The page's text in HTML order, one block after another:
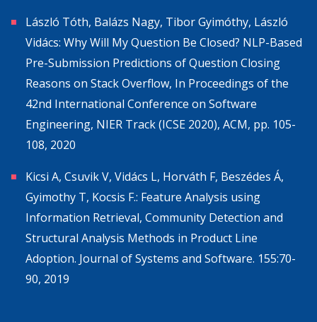
László Tóth, Balázs Nagy, Tibor Gyimóthy, László
Vidács: Why Will My Question Be Closed? NLP-Based
Pre-Submission Predictions of Question Closing
Reasons on Stack Overflow, In Proceedings of the
42nd International Conference on Software
Engineering, NIER Track (ICSE 2020), ACM, pp. 105-
108, 2020
Kicsi A, Csuvik V, Vidács L, Horváth F, Beszédes Á,
Gyimothy T, Kocsis F.: Feature Analysis using
Information Retrieval, Community Detection and
Structural Analysis Methods in Product Line
Adoption. Journal of Systems and Software. 155:70-
90, 2019